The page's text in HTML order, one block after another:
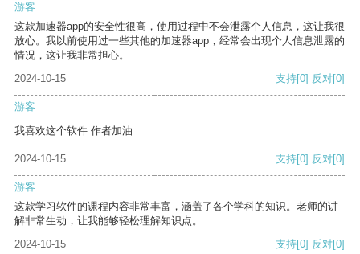
游客
这款加速器app的安全性很高，使用过程中不会泄露个人信息，这让我很
放心。我以前使用过一些其他的加速器app，经常会出现个人信息泄露的
情况，这让我非常担心。
2024-10-15
支持[0] 反对[0]
游客
我喜欢这个软件 作者加油
2024-10-15 支持[0] 反对[0]
游客
这款学习软件的课程内容非常丰富，涵盖了各个学科的知识。老师的讲
解非常生动，让我能够轻松理解知识点。
2024-10-15
支持[0] 反对[0]